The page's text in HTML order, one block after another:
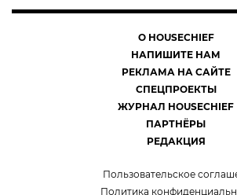
О HOUSECHIEF
НАПИШИТЕ НАМ
РЕКЛАМА НА САЙТЕ
СПЕЦПРОЕКТЫ
ЖУРНАЛ HOUSECHIEF
ПАРТНЁРЫ
РЕДАКЦИЯ
Пользовательское
Политика